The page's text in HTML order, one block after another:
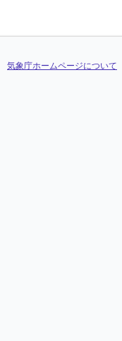
気象庁ホームページについて